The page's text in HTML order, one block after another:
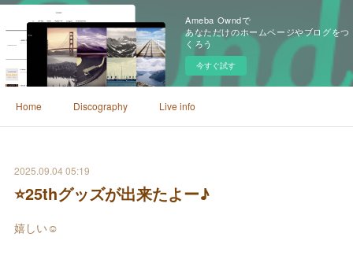
Ameba Owndで
あなただけのホームページやブログをつ
くろう
今すぐ試す
Home Discography Live info
2025.09.04 05:19
⭐️25thグッズが出来たよー♪
嬉しい☺️